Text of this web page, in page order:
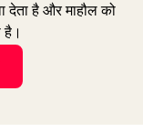
देता है और माहौल को
है।